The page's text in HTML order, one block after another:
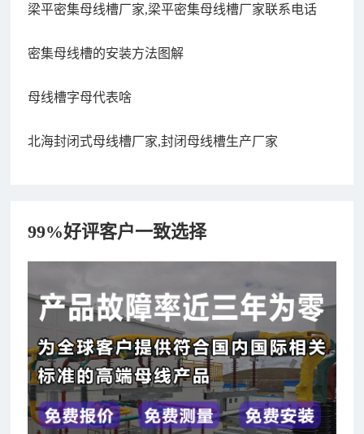
梁平密集母线槽厂家,梁平密集母线槽厂家联系电话
密集母线槽的安装方法图解
母线槽字母代表啥
北海封闭式母线槽厂家,封闭母线槽生产厂家
99%好评客户一致选择
182xxxx4350 秦女士 咨询了报价 7分钟前
156xxxx3534 郭先生 咨询了报价7分钟前
192xxxx2920 周先生 咨询了报价10分钟前
189xxxx6562 王先生 咨询了报价1秒前
190xxxx3508 徐女士 咨询了报价5秒前